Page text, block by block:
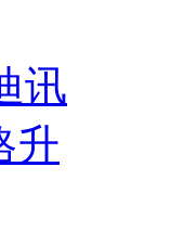
讯
升